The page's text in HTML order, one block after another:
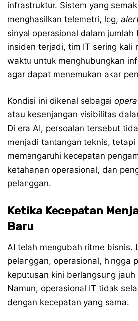
infrastruktur. Sistem yang
menghasilkan telemetri, log,
sinyal operasional dalam jumlah
insiden terjadi, tim IT sering kali
waktu untuk menghubungkan
agar dapat menemukan akar
Kondisi ini dikenal sebagai
atau kesenjangan visibilitas
Di era AI, persoalan tersebut
menjadi tantangan teknis, tetapi
memengaruhi kecepatan
ketahanan operasional, dan
pelanggan.
Ketika Kecepatan
Baru
AI telah mengubah ritme bisnis.
pelanggan, operasional, hingga
keputusan kini berlangsung jauh
Namun, operasional IT tidak
dengan kecepatan yang sama.